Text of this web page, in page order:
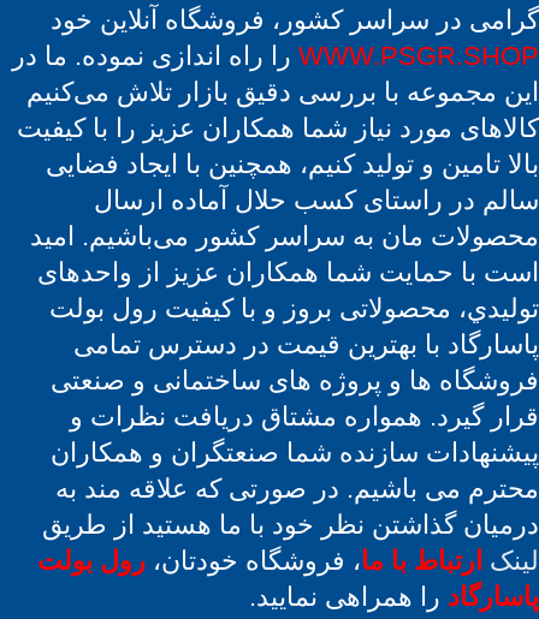
گرامی در سراسر کشور، فروشگاه آنلاین خود
WWW.PSGR.SHOP را راه اندازی نموده. ما در
این مجموعه با بررسی دقیق بازار تلاش می‌کنیم
کالاهای مورد نیاز شما همکاران عزیز را با کیفیت
بالا تامین و تولید کنیم، همچنین با ایجاد فضایی
سالم در راستای کسب حلال آماده ارسال
محصولات مان به سراسر کشور می‌باشیم. امید
است با حمایت شما همکاران عزیز از واحدهای
تولیدي، محصولاتی بروز و با کیفیت رول بولت
پاسارگاد با بهترین قیمت در دسترس تمامی
فروشگاه ها و پروژه های ساختمانی و صنعتی
قرار گیرد. همواره مشتاق دریافت نظرات و
پیشنهادات سازنده شما صنعتگران و همکاران
محترم می باشیم. در صورتی که علاقه مند به
درمیان گذاشتن نظر خود با ما هستید از طریق
لینک ارتباط با ما، فروشگاه خودتان، رول بولت
پاسارگاد را همراهی نمایید.